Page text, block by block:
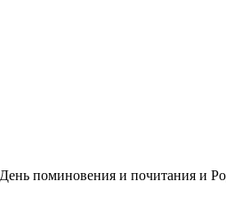
поминовения и почитания и